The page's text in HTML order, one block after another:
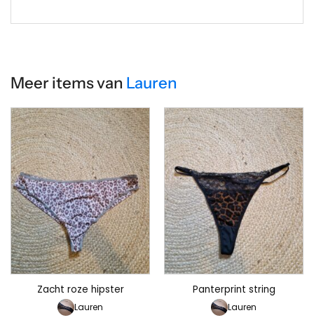
Meer items van Lauren
Zacht roze hipster
Lauren
Panterprint string
Lauren